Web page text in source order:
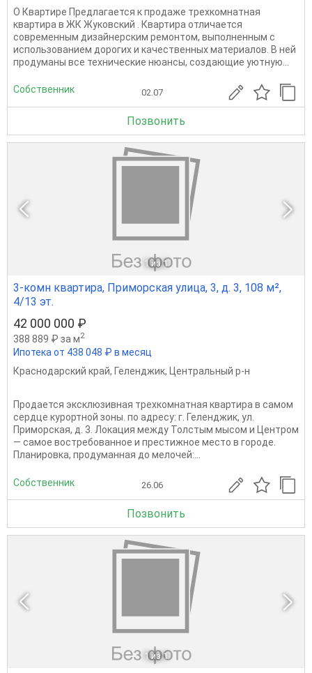
О Квартире Предлагается к продаже трехкомнатная
квартира в ЖК Жуковский . Квартира отличается
современным дизайнерским ремонтом, выполненным с
использованием дорогих и качественных материалов. В ней
продуманы все технические нюансы, создающие уютную...
Собственник 02.07
Позвонить
1 из 1
3-комн квартира, Приморская улица, 3, д. 3, 108 м²,
4/13 эт.
42 000 000 ₽
388 889 ₽ за м2
Ипотека от 438 048 ₽ в месяц
Краснодарский край, Геленджик, Центральный р-н
Продается эксклюзивная трехкомнатная квартира в самом
сердце курортной зоны. по адресу: г. Геленджик, ул.
Приморская, д. 3. Локация между Толстым мысом и Центром
— самое востребованное и престижное место в городе.
Планировка, продуманная до мелочей:...
Собственник 26.06
Позвонить
1 из 1